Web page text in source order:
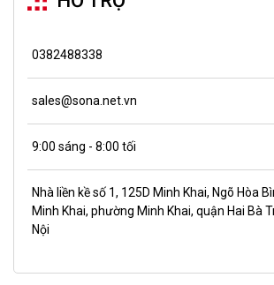
0382488338
sales@sona.net.vn
9:00 sáng - 8:00 tối
Nhà liền kề số 1, 125D Minh Khai, Ngõ Hòa
Minh Khai, phường Minh Khai, quận Hai Bà
Nội